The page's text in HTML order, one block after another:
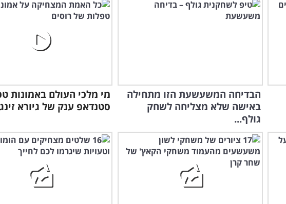
הבדיחה המשעשעת הזו מתחילה
באישה שלא מצליחה לשחק
גולף...
מי מלכי העולם באמונות
סטנדאפ ענק של גיורא